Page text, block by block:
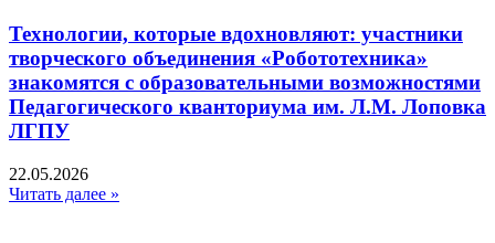
Технологии, которые вдохновляют: участники
творческого объединения «Робототехника»
знакомятся с образовательными возможностями
Педагогического кванториума им. Л.М. Лоповка
ЛГПУ
22.05.2026
Читать далее »